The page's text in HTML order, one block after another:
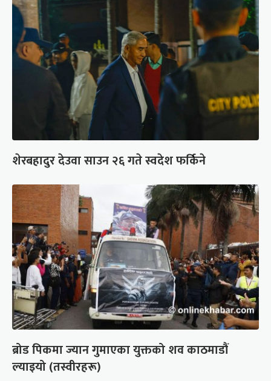
शेरबहादुर देउवा साउन २६ गते स्वदेश फर्किने
ब्रोड पिकमा ज्यान गुमाएका युक्तको शव काठमाडौं
ल्याइयो (तस्वीरहरू)